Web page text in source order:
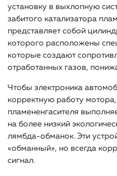
установку в выхлопную
забитого катализатора
представляет собой
которого расположены
которые создают
отработанных газов,
Чтобы электроника
корректную работу
пламененгасителя
на более низкий
лямбда-обманок. Эти
«обманный», но всегда
сигнал.